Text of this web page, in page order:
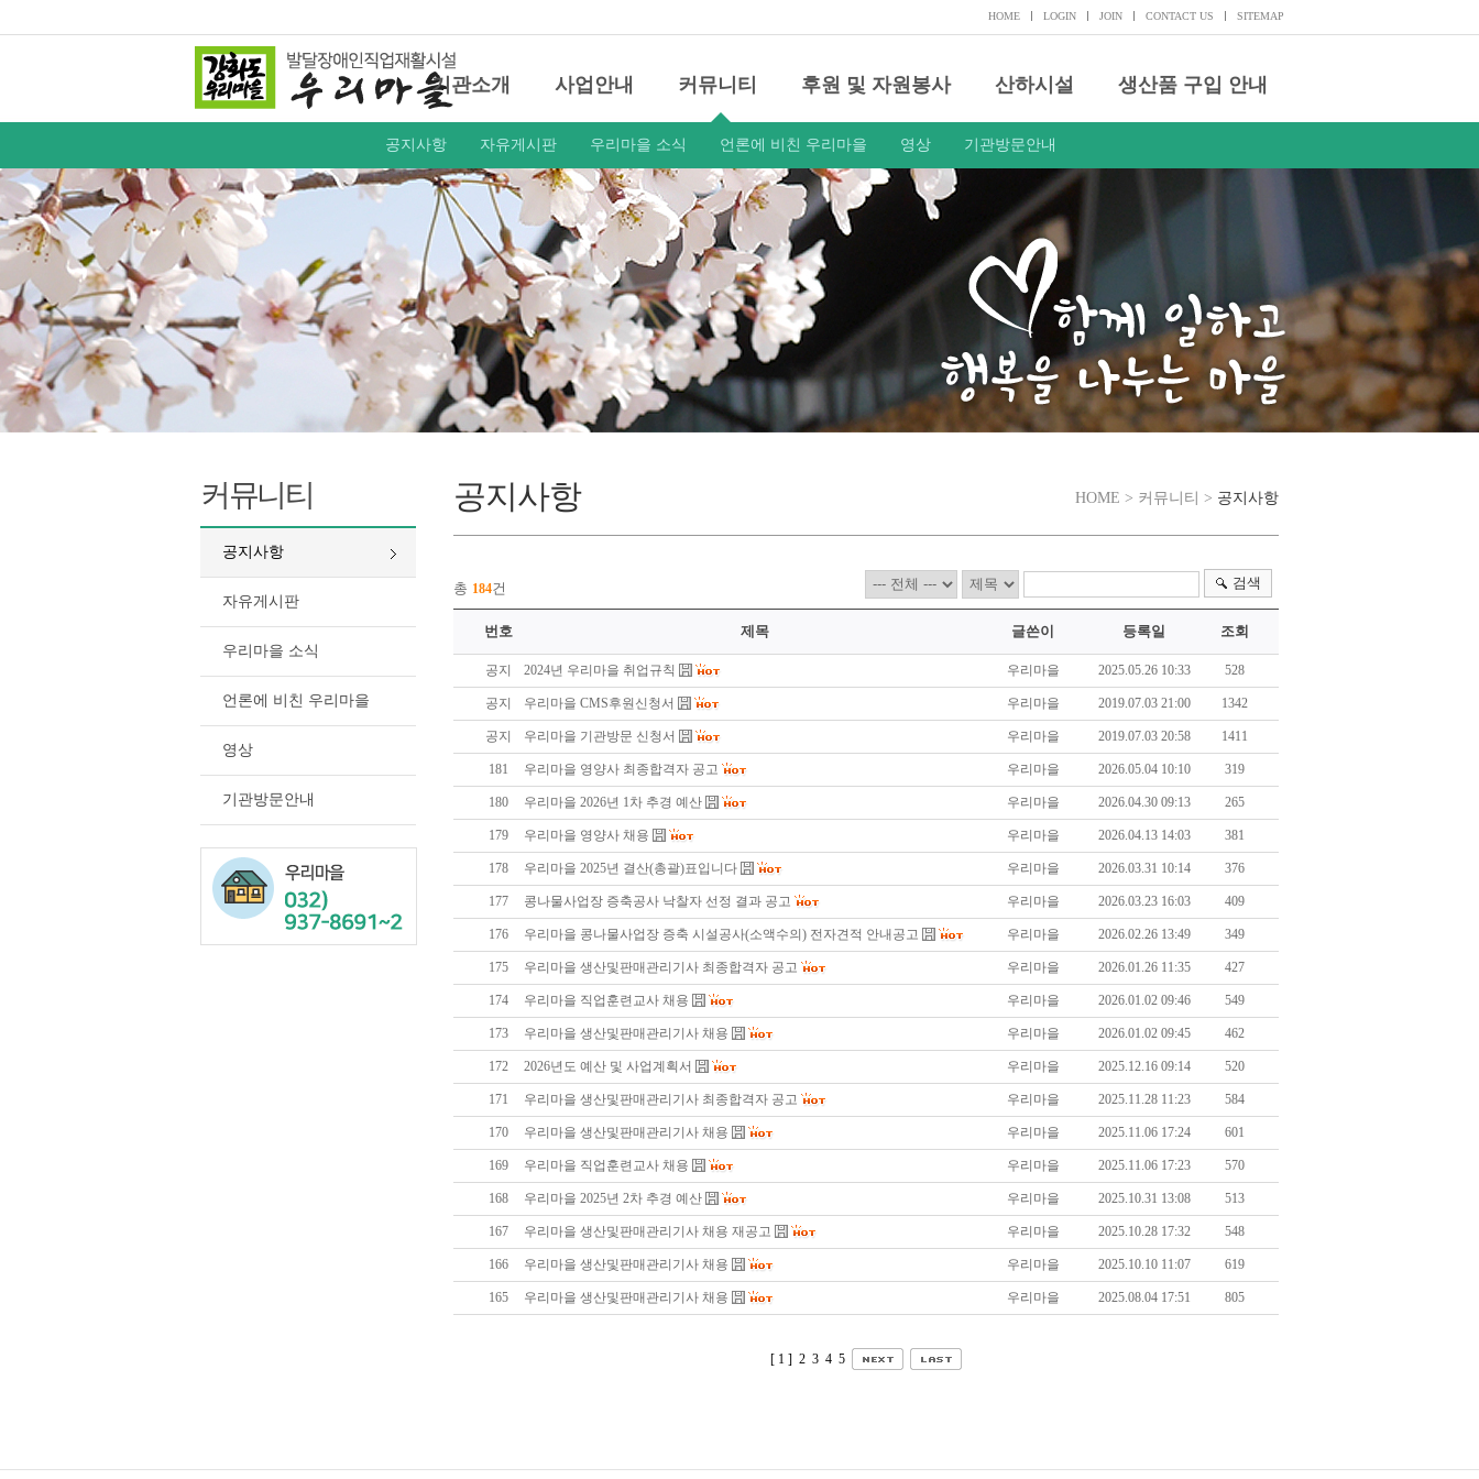
HOME LOGIN JOIN CONTACT US SITEMAP
기관소개 사업안내 커뮤니티 후원 및 자원봉사 산하시설 생산품 구입 안내
공지사항 자유게시판 우리마을 소식 언론에 비친 우리마을 영상 기관방문안내
커뮤니티
공지사항
자유게시판
우리마을 소식
언론에 비친 우리마을
영상
기관방문안내
공지사항 HOME > 커뮤니티 > 공지사항
총 184건 검색
번호 제목 글쓴이 등록일 조회
공지 2024년 우리마을 취업규칙 우리마을 2025.05.26 10:33 528
공지 우리마을 CMS후원신청서 우리마을 2019.07.03 21:00 1342
공지 우리마을 기관방문 신청서 우리마을 2019.07.03 20:58 1411
181 우리마을 영양사 최종합격자 공고 우리마을 2026.05.04 10:10 319
180 우리마을 2026년 1차 추경 예산 우리마을 2026.04.30 09:13 265
179 우리마을 영양사 채용 우리마을 2026.04.13 14:03 381
178 우리마을 2025년 결산(총괄)표입니다 우리마을 2026.03.31 10:14 376
177 콩나물사업장 증축공사 낙찰자 선정 결과 공고 우리마을 2026.03.23 16:03 409
176 우리마을 콩나물사업장 증축 시설공사(소액수의) 전자견적 안내공고 우리마을 2026.02.26 13:49 349
175 우리마을 생산및판매관리기사 최종합격자 공고 우리마을 2026.01.26 11:35 427
174 우리마을 직업훈련교사 채용 우리마을 2026.01.02 09:46 549
173 우리마을 생산및판매관리기사 채용 우리마을 2026.01.02 09:45 462
172 2026년도 예산 및 사업계획서 우리마을 2025.12.16 09:14 520
171 우리마을 생산및판매관리기사 최종합격자 공고 우리마을 2025.11.28 11:23 584
170 우리마을 생산및판매관리기사 채용 우리마을 2025.11.06 17:24 601
169 우리마을 직업훈련교사 채용 우리마을 2025.11.06 17:23 570
168 우리마을 2025년 2차 추경 예산 우리마을 2025.10.31 13:08 513
167 우리마을 생산및판매관리기사 채용 재공고 우리마을 2025.10.28 17:32 548
166 우리마을 생산및판매관리기사 채용 우리마을 2025.10.10 11:07 619
165 우리마을 생산및판매관리기사 채용 우리마을 2025.08.04 17:51 805
[ 1 ] 2 3 4 5